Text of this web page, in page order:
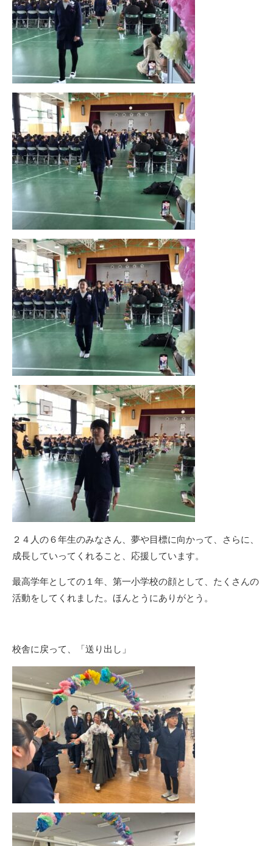
２４人の６年生のみなさん、夢や目標に向かって、さらに、
成長していってくれること、応援しています。
最高学年としての１年、第一小学校の顔として、たくさんの
活動をしてくれました。ほんとうにありがとう。
校舎に戻って、「送り出し」